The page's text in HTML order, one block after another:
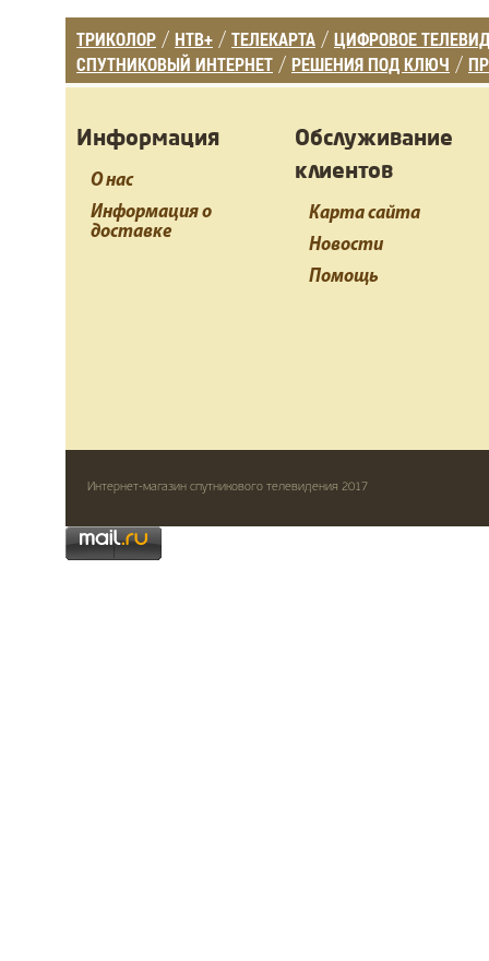
ТРИКОЛОР / НТВ+ / ТЕЛЕКАРТА / ЦИФРОВОЕ
СПУТНИКОВЫЙ ИНТЕРНЕТ / РЕШЕНИЯ ПОД КЛЮЧ /
Информация
О нас
Информация о
доставке
Обслуживание
клиентов
Карта сайта
Новости
Помощь
Интернет-магазин спутникового телевидения 2017